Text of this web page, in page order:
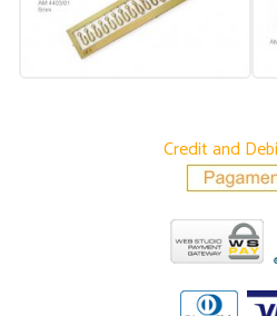
Credit and